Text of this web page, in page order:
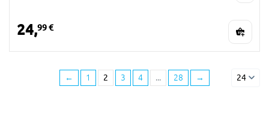
24,99 €
← 1 2 3 4 ... 28 → 24